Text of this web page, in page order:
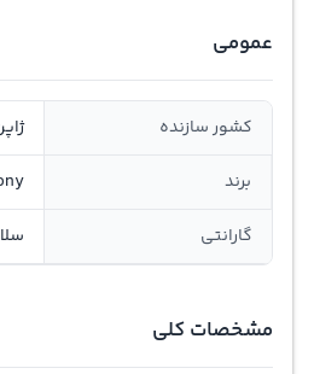
عمومی
کشور سازنده
برند
گارانتی
مشخصات کلی